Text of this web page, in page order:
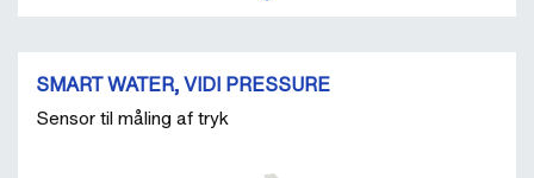
SMART WATER, VIDI PRESSURE
Sensor til måling af tryk